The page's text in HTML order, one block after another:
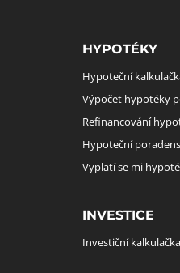
Rozcestník
HYPOTÉKY
Hypoteční
Výpočet hypotéky
Refinancování
Hypoteční
Vyplatí se mi
INVESTICE
Investiční kalkulačka